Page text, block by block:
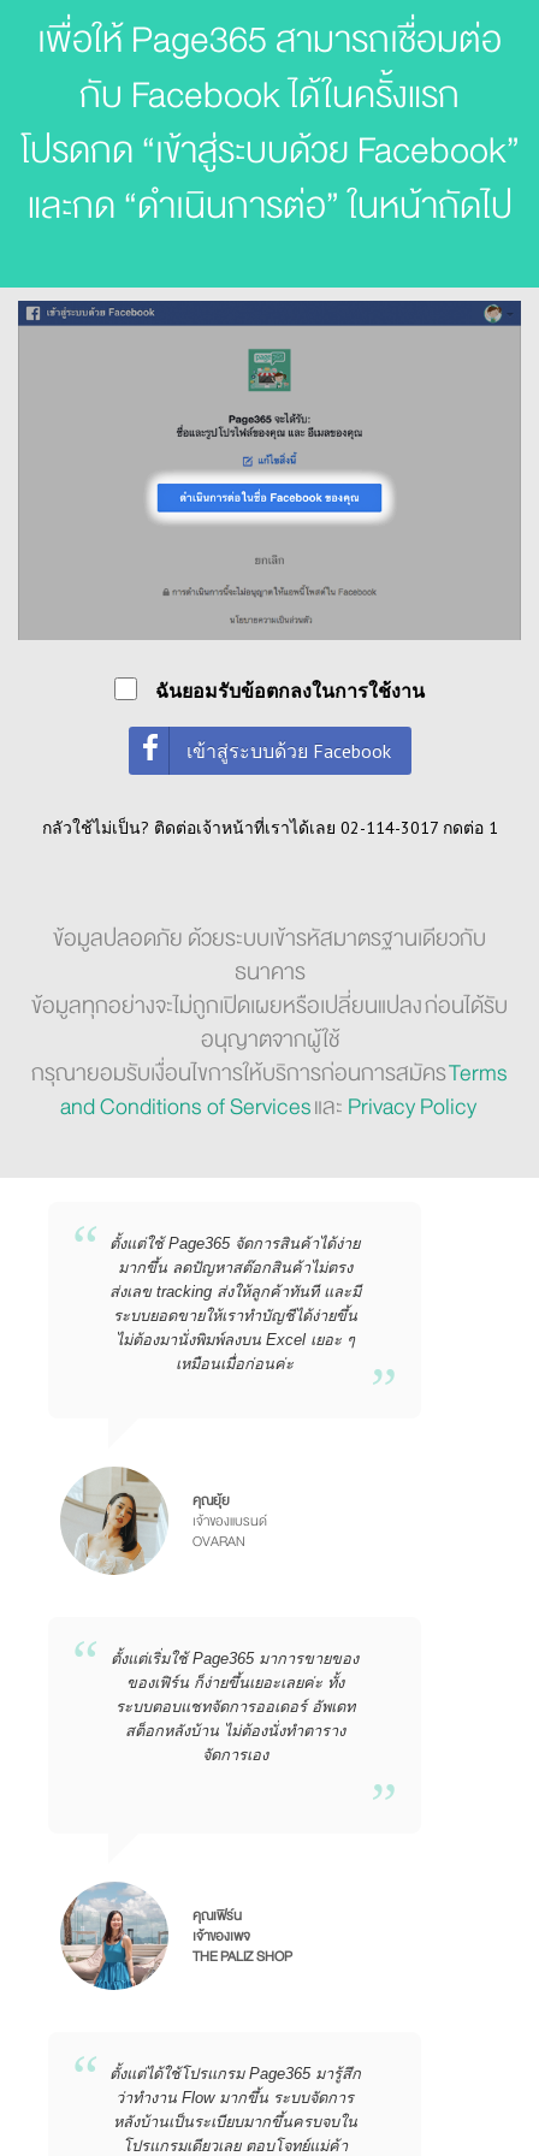
เพื่อให้ Page365 สามารถเชื่อมต่อ
กับ Facebook ได้ในครั้งแรก
โปรดกด “เข้าสู่ระบบด้วย Facebook”
และกด “ดำเนินการต่อ” ในหน้าถัดไป
ฉันยอมรับข้อตกลงในการใช้งาน
เข้าสู่ระบบด้วย Facebook
กลัวใช้ไม่เป็น? ติดต่อเจ้าหน้าที่เราได้เลย 02-114-3017 กดต่อ 1
ข้อมูลปลอดภัย ด้วยระบบเข้ารหัสมาตรฐานเดียวกับ
ธนาคาร
ข้อมูลทุกอย่างจะไม่ถูกเปิดเผยหรือเปลี่ยนแปลง ก่อนได้รับ
อนุญาตจากผู้ใช้
กรุณายอมรับเงื่อนไขการให้บริการก่อนการสมัครTerms
and Conditions of ServicesและPrivacy Policy
ตั้งแต่ใช้ Page365 จัดการสินค้าได้ง่าย
มากขึ้น ลดปัญหาสต๊อกสินค้าไม่ตรง
ส่งเลข tracking ส่งให้ลูกค้าทันที และมี
ระบบยอดขายให้เราทำบัญชีได้ง่ายขึ้น
ไม่ต้องมานั่งพิมพ์ลงบน Excel เยอะ ๆ
เหมือนเมื่อก่อนค่ะ
คุณยุ้ย
เจ้าของแบรนด์
OVARAN
ตั้งแต่เริ่มใช้ Page365 มาการขายของ
ของเฟิร์น ก็ง่ายขึ้นเยอะเลยค่ะ ทั้ง
ระบบตอบแชทจัดการออเดอร์ อัพเดท
สต็อกหลังบ้าน ไม่ต้องนั่งทำตาราง
จัดการเอง
คุณเฟิร์น
เจ้าของเพจ
THE PALIZ SHOP
ตั้งแต่ได้ใช้โปรแกรม Page365 มารู้สึก
ว่าทำงาน Flow มากขึ้น ระบบจัดการ
หลังบ้านเป็นระเบียบมากขึ้นครบจบใน
โปรแกรมเดียวเลย ตอบโจทย์แม่ค้า